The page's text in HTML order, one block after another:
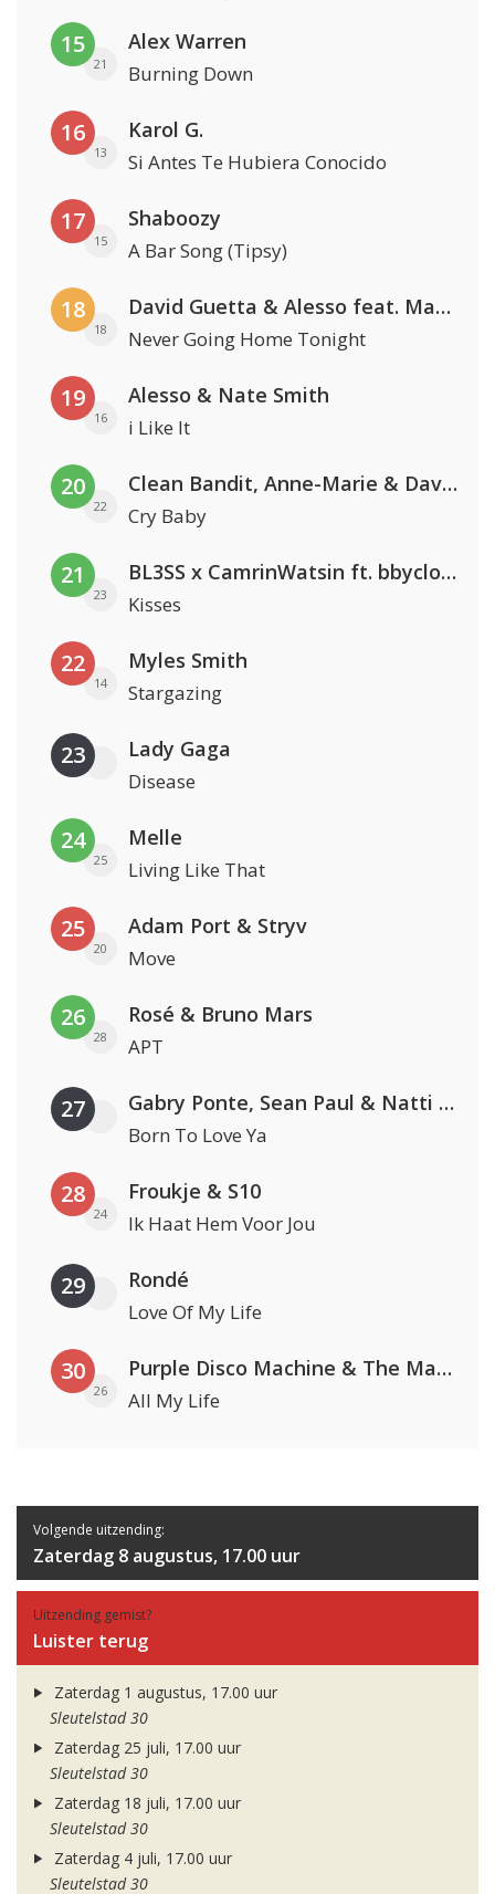
15
21
Alex Warren
Burning Down
16
13
Karol G.
Si Antes Te Hubiera Conocido
17
15
Shaboozy
A Bar Song (Tipsy)
18
18
David Guetta & Alesso feat. Madison Love
Never Going Home Tonight
19
16
Alesso & Nate Smith
i Like It
20
22
Clean Bandit, Anne-Marie & David Guetta
Cry Baby
21
23
BL3SS x CamrinWatsin ft. bbyclose
Kisses
22
14
Myles Smith
Stargazing
23 Lady Gaga
Disease
24
25
Melle
Living Like That
25
20
Adam Port & Stryv
Move
26
28
Rosé & Bruno Mars
APT
27 Gabry Ponte, Sean Paul & Natti Natasha
Born To Love Ya
28
24
Froukje & S10
Ik Haat Hem Voor Jou
29 Rondé
Love Of My Life
30
26
Purple Disco Machine & The Magician
All My Life
Volgende uitzending:
Zaterdag 8 augustus, 17.00 uur
Uitzending gemist?
Luister terug
Zaterdag 1 augustus, 17.00 uur
Sleutelstad 30
Zaterdag 25 juli, 17.00 uur
Sleutelstad 30
Zaterdag 18 juli, 17.00 uur
Sleutelstad 30
Zaterdag 4 juli, 17.00 uur
Sleutelstad 30